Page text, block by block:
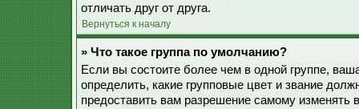
отличать друг от друга.
Вернуться к началу
» Что такое группа по умолчанию?
Если вы состоите более чем в одной группе,
определить, какие групповые цвет и звание
предоставить вам разрешение самому